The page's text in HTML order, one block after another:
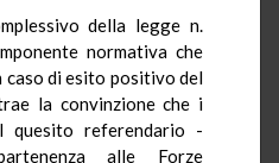
della legge n.
normativa che
di esito positivo del
la convinzione che i
quesito referendario -
alle Forze